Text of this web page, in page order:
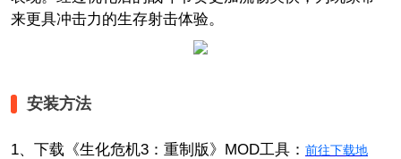
来更具冲击力的生存射击体验。
安装方法
1、下载《生化危机3：重制版》MOD工具： 前往下载地